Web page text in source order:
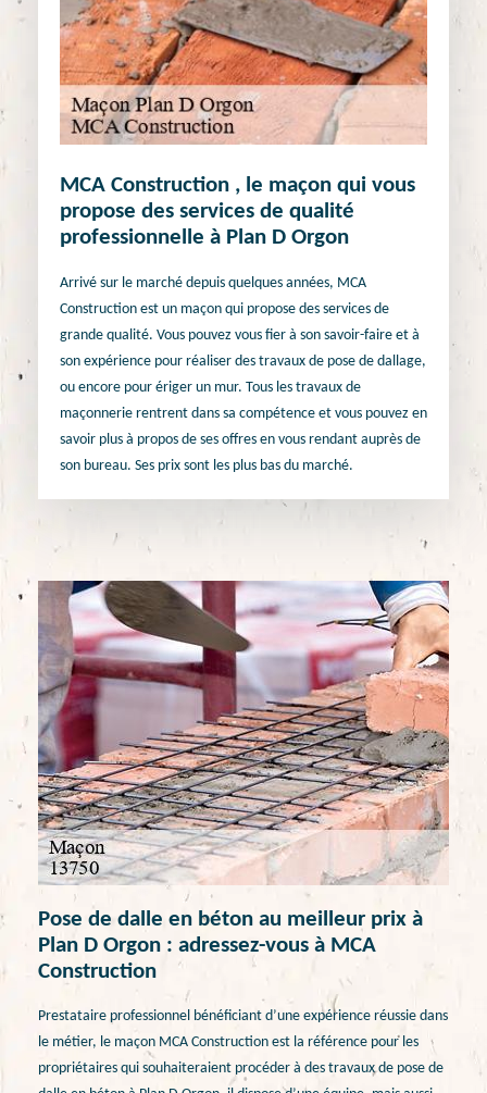
MCA Construction , le maçon qui vous
propose des services de qualité
professionnelle à Plan D Orgon
Arrivé sur le marché depuis quelques années, MCA
Construction est un maçon qui propose des services de
grande qualité. Vous pouvez vous fier à son savoir-faire et à
son expérience pour réaliser des travaux de pose de dallage,
ou encore pour ériger un mur. Tous les travaux de
maçonnerie rentrent dans sa compétence et vous pouvez en
savoir plus à propos de ses offres en vous rendant auprès de
son bureau. Ses prix sont les plus bas du marché.
Pose de dalle en béton au meilleur prix à
Plan D Orgon : adressez-vous à MCA
Construction
Prestataire professionnel bénéficiant d’une expérience réussie dans
le métier, le maçon MCA Construction est la référence pour les
propriétaires qui souhaiteraient procéder à des travaux de pose de